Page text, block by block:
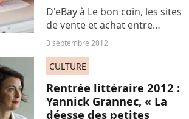
D'eBay à Le bon coin, les sites
de vente et achat entre
particuliers via un système de
petites annonces sont
nombreux sur la Toile. Mais le
cadre juridique des ventes
directes entre...
3 septembre 2012
CULTURE
Rentrée littéraire 2012 :
Yannick Grannec, « La
déesse des petites